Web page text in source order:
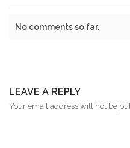
คุณภาพครีมไม่ดี ไม่มีคุณภาพ
No comments so far.
LEAVE A REPLY
Your email address will not be